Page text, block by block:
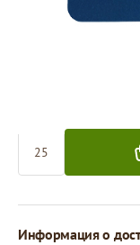
Количество
Информация о